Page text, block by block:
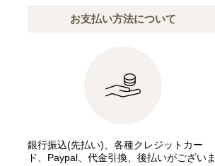
お支払い方法について
銀行振込(先払い)、各種クレジットカー
ド、Paypal、代金引換、後払いがございま